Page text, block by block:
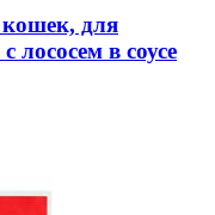
для
лососем в соусе